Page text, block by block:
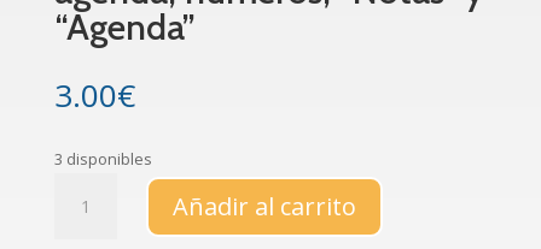
“Agenda”
3.00€
3 disponibles
Añadir al carrito